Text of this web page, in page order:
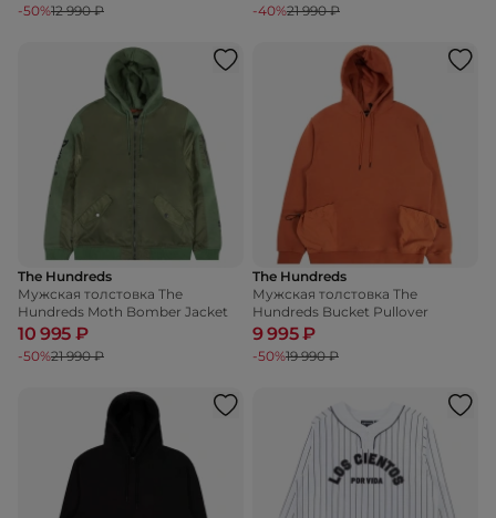
-50%12 990 ₽ -40%21 990 ₽
The Hundreds
Мужская толстовка The
Hundreds Moth Bomber Jacket
10 995 ₽
-50%21 990 ₽
The Hundreds
Мужская толстовка The
Hundreds Bucket Pullover
9 995 ₽
-50%19 990 ₽